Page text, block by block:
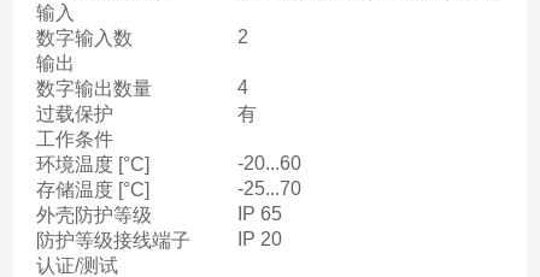
输入
数字输入数
2
输出
数字输出数量
4
过载保护
有
工作条件
环境温度 [°C]
-20...60
存储温度 [°C]
-25...70
外壳防护等级
IP 65
防护等级接线端子
IP 20
认证/测试